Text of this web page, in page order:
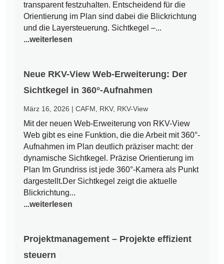
transparent festzuhalten. Entscheidend für die
Orientierung im Plan sind dabei die Blickrichtung
und die Layersteuerung. Sichtkegel –...
...weiterlesen
Neue RKV-View Web-Erweiterung: Der
Sichtkegel in 360°-Aufnahmen
März 16, 2026 |CAFM RKV, RKV-View
Mit der neuen Web-Erweiterung von RKV-View
Web gibt es eine Funktion, die die Arbeit mit 360°-
Aufnahmen im Plan deutlich präziser macht: der
dynamische Sichtkegel. Präzise Orientierung im
Plan Im Grundriss ist jede 360°-Kamera als Punkt
dargestellt.Der Sichtkegel zeigt die aktuelle
Blickrichtung...
...weiterlesen
Projektmanagement – Projekte effizient
steuern